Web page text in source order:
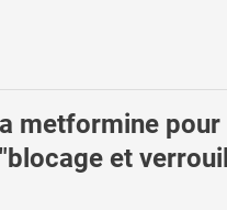
metformine pour
et